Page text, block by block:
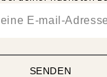
SENDEN